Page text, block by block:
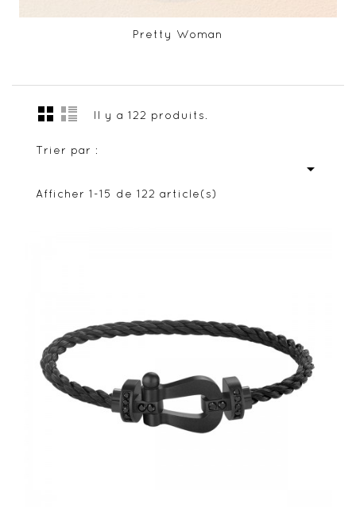
Pretty Woman
Il y a 122 produits.
Trier par :

Afficher 1-15 de 122 article(s)